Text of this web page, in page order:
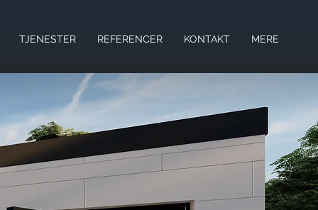
TJENESTER REFERENCER KONTAKT MERE